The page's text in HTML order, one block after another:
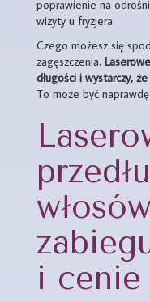
poprawienie na
wizyty u fryzjera.
Czego możesz się
zagęszczenia.
długości i wystarczy,
To może być
i cenie